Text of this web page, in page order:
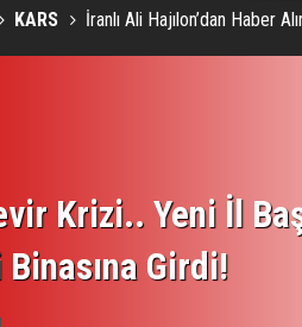
KARS İranlı Ali Hajılon’dan Haber
Krizi.. Yeni İl
Girdi!